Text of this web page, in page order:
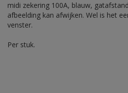
midi zekering 100A, blauw,
afbeelding kan afwijken. Wel is het
venster.
Per stuk.